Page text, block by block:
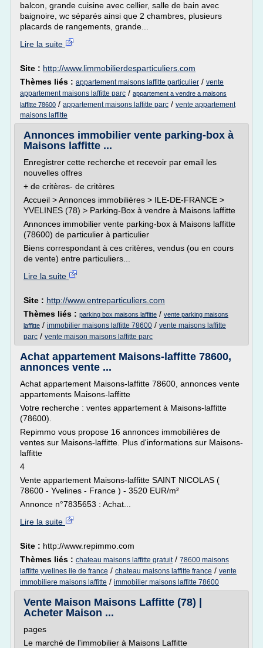
balcon, grande cuisine avec cellier, salle de bain avec
baignoire, wc séparés ainsi que 2 chambres, plusieurs
placards de rangements, grande...
Lire la suite
Site : http://www.limmobilierdesparticuliers.com
Thèmes liés : appartement maisons laffitte particulier / vente
appartement maisons laffitte parc / appartement a vendre a maisons
laffitte 78600 / appartement maisons laffitte parc / vente appartement
maisons laffitte
Annonces immobilier vente parking-box à
Maisons laffitte ...
Enregistrer cette recherche et recevoir par email les
nouvelles offres
+ de critères- de critères
Accueil > Annonces immobilières > ILE-DE-FRANCE >
YVELINES (78) > Parking-Box à vendre à Maisons laffitte
Annonces immobilier vente parking-box à Maisons laffitte
(78600) de particulier à particulier
Biens correspondant à ces critères, vendus (ou en cours
de vente) entre particuliers...
Lire la suite
Site : http://www.entreparticuliers.com
Thèmes liés : parking box maisons laffitte / vente parking maisons
laffitte / immobilier maisons laffitte 78600 / vente maisons laffitte
parc / vente maison maisons laffitte parc
Achat appartement Maisons-laffitte 78600,
annonces vente ...
Achat appartement Maisons-laffitte 78600, annonces vente
appartements Maisons-laffitte
Votre recherche : ventes appartement à Maisons-laffitte
(78600).
Repimmo vous propose 16 annonces immobilières de
ventes sur Maisons-laffitte. Plus d'informations sur Maisons-
laffitte
4
Vente appartement Maisons-laffitte SAINT NICOLAS (
78600 - Yvelines - France ) - 3520 EUR/m²
Annonce n°7835653 : Achat...
Lire la suite
Site : http://www.repimmo.com
Thèmes liés : chateau maisons laffitte gratuit/ 78600 maisons
laffitte yvelines ile de france / chateau maisons laffitte france / vente
immobiliere maisons laffitte / immobilier maisons laffitte 78600
Vente Maison Maisons Laffitte (78) |
Acheter Maison ...
pages
Le marché de l'immobilier à Maisons Laffitte